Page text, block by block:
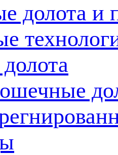
долота и